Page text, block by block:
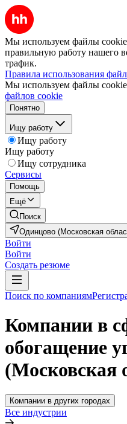
Мы используем файлы
правильную работу нашего
трафик.
Правила использования
Мы используем файлы
файлов cookie
Понятно
Ищу работу
Ищу работу
Ищу работу
Ищу сотрудника
Сервисы
Помощь
Ещё
Поиск
Одинцово (Московская
Войти
Войти
Создать резюме
Поиск по компаниям
Компании в
обогащение
(Московская
Компании в других городах
Все индустрии